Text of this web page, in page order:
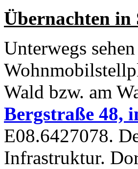
Übernachten in
Unterwegs
Wald bzw. am
Bergstraße 48,
E08.6427078.
Infrastruktur.